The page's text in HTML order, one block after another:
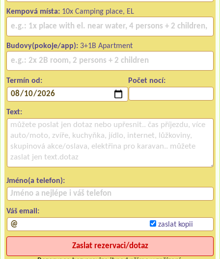
Kempová místa: 10x Camping place, EL
Budovy(pokoje/app): 3+1B Apartment
Termín od: Počet nocí:
Text:
Jméno(a telefon):
Váš email:
zaslat kopii